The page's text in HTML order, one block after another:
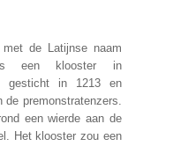
de Latijnse naam
een klooster in
gesticht in 1213 en
de premonstratenzers.
een wierde aan de
Het klooster zou een